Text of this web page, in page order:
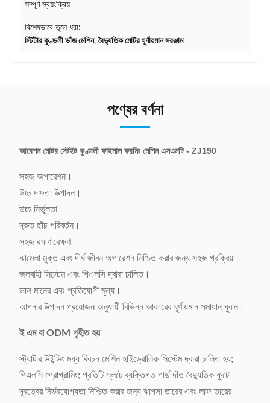
সম্পূর্ণ স্বয়ংক্রিয়
বিশেষভাবে তুলে ধরা:
স্টিটার কুণ্ডলী ভাঁজ মেশিন, বৈদ্যুতিক মোটর ঘূর্ণায়মান সরঞ্জাম
পণ্যের বর্ণনা
আবেশন মোটর স্টেইট কুণ্ডলী ফাইনাল ফরমিং মেশিন এসএমটি - ZJ190
সহজ অপারেশন।
উচ্চ দক্ষতা উত্পাদন।
উচ্চ নির্ভুলতা।
দ্রুত ছাঁচ পরিবর্তন।
সহজ রক্ষণাবেক্ষণ
ঝামেলা মুক্ত এবং দীর্ঘ জীবন অপারেশন নিশ্চিত করার জন্য সহজ প্রক্রিয়া।
জলবাহী সিস্টেম এবং পিএলসি দ্বারা চালিত।
ভাল মানের এবং প্রতিযোগী মূল্য।
আপনার উত্পাদন প্রয়োজন অনুযায়ী বিভিন্ন আকারের ঘূর্ণায়মান সমাধান ঘুরান।
ই এম বা ODM গৃহীত হয়
স্ট্যাটার উইন্ডিং মধ্য বিরচন মেশিন হাইড্রোলিক সিস্টেম দ্বারা চালিত হয়;
পিএলসি প্রোগ্রামিং; প্রতিটি স্লটে ব্যক্তিগত গার্ড দাঁত বৈদ্যুতিক ফুটো
দূরত্বের নির্ভরযোগ্যতা নিশ্চিত করার জন্য ঝাপসা তারের এবং লাফ তারের